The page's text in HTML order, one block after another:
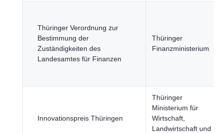
Thüringer Verordnung zur
Bestimmung der
Zuständigkeiten des
Landesamtes für Finanzen
Thüringer
Finanzministerium
Innovationspreis Thüringen
Thüringer
Ministerium für
Wirtschaft,
Landwirtschaft und